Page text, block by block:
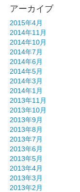
アーカイブ
2015年4月
2014年11月
2014年10月
2014年7月
2014年6月
2014年5月
2014年3月
2014年1月
2013年11月
2013年10月
2013年9月
2013年8月
2013年7月
2013年6月
2013年5月
2013年4月
2013年3月
2013年2月